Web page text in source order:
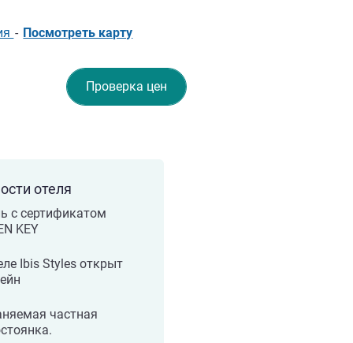
- Посмотреть карту
Проверка цен
отеля
с сертификатом
KEY
Ibis Styles открыт
частная